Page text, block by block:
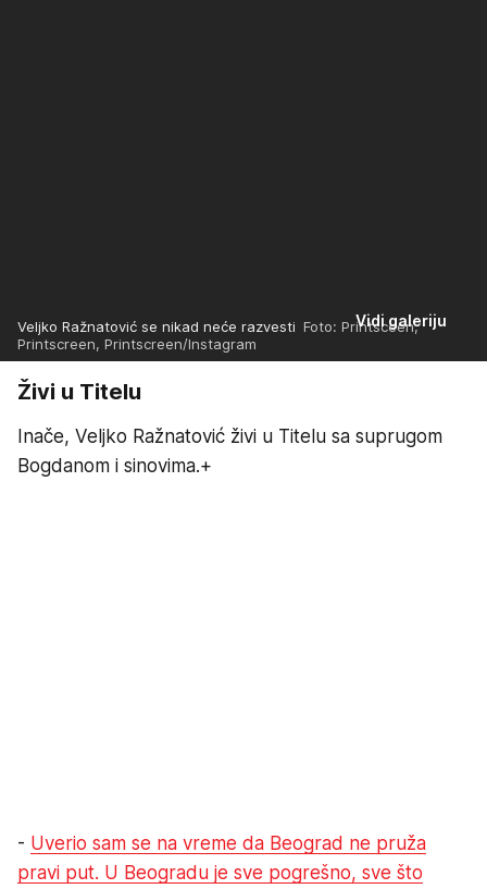
Vidi galeriju
Veljko Ražnatović se nikad neće razvesti Foto: Printsceen,
Printscreen, Printscreen/Instagram
Živi u Titelu
Inače, Veljko Ražnatović živi u Titelu sa suprugom
Bogdanom i sinovima.+
- Uverio sam se na vreme da Beograd ne pruža
pravi put. U Beogradu je sve pogrešno, sve što